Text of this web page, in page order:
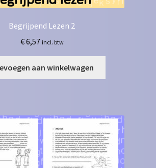
Begrijpend Lezen 2
€6,57 incl. btw
aan winkelwagen